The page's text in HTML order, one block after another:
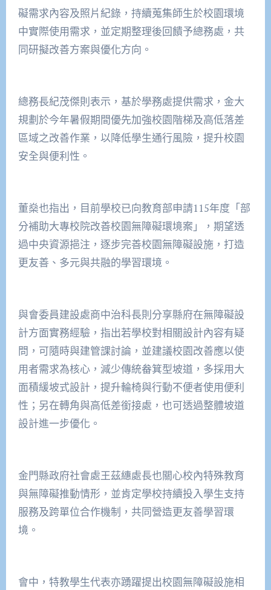
礙需求內容及照片紀錄，持續蒐集師生於校園環境
中實際使用需求，並定期整理後回饋予總務處，共
同研擬改善方案與優化方向。
總務長紀茂傑則表示，基於學務處提供需求，金大
規劃於今年暑假期間優先加強校園階梯及高低落差
區域之改善作業，以降低學生通行風險，提升校園
安全與便利性。
董燊也指出，目前學校已向教育部申請115年度「部
分補助大專校院改善校園無障礙環境案」，期望透
過中央資源挹注，逐步完善校園無障礙設施，打造
更友善、多元與共融的學習環境。
與會委員建設處商中治科長則分享縣府在無障礙設
計方面實務經驗，指出若學校對相關設計內容有疑
問，可隨時與建管課討論，並建議校園改善應以使
用者需求為核心，減少傳統畚箕型坡道，多採用大
面積緩坡式設計，提升輪椅與行動不便者使用便利
性；另在轉角與高低差銜接處，也可透過整體坡道
設計進一步優化。
金門縣政府社會處王茲繐處長也關心校內特殊教育
與無障礙推動情形，並肯定學校持續投入學生支持
服務及跨單位合作機制，共同營造更友善學習環
境。
會中，特教學生代表亦踴躍提出校園無障礙設施相